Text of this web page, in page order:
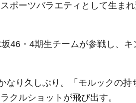
ポーツバラエティとして生ま
46・4期生チームが参戦し、キ
なり久しぶり。「モルックの持
クルショットが飛び出す。